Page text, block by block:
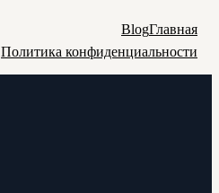
BlogГлавная
Политика конфиденциальности